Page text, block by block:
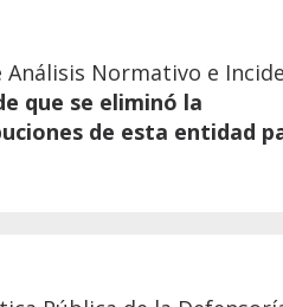
Normativo e
que se eliminó la
de esta entidad